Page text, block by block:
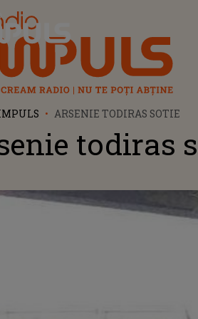
ARSENIE TODIRAS SOTIE
todiras